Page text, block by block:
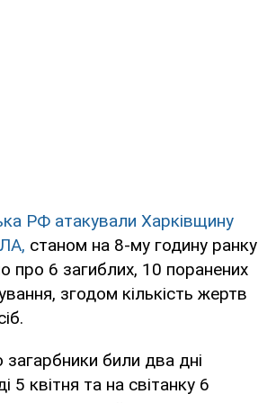
РФ атакували Харківщину
станом на 8-му годину ранку
про 6 загиблих, 10 поранених
згодом кількість жертв
били два дні
5 квітня та на світанку 6